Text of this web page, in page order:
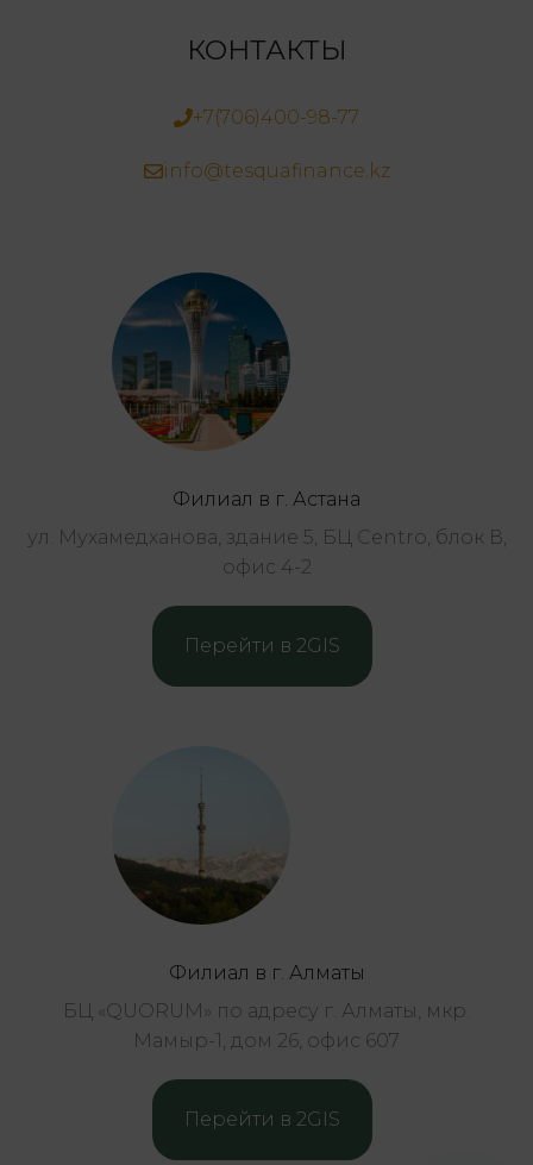
КОНТАКТЫ
+7(706)400-98-77
info@tesquafinance.kz
Филиал в г. Астана
ул. Мухамедханова, здание 5, БЦ Centro, блок В,
офис 4-2
Перейти в 2GIS
Филиал в г. Алматы
БЦ «QUORUM» по адресу г. Алматы, мкр.
Мамыр-1, дом 26, офис 607
Перейти в 2GIS